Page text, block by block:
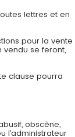
lettres et en
pour la vente
se feront,
clause pourra
obscène,
l’administrateur